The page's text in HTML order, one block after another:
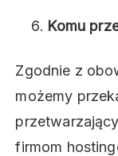
Komu
Zgodnie z
możemy
firmom